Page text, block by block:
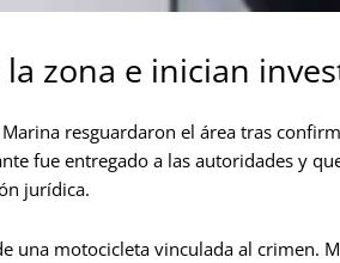
zona e inician
resguardaron el área tras
fue entregado a las autoridades y
jurídica.
una motocicleta vinculada al crimen.